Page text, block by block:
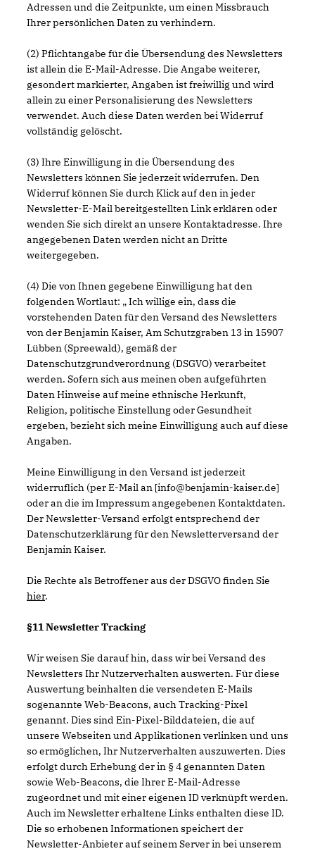
Adressen und die Zeitpunkte, um einen Missbrauch
Ihrer persönlichen Daten zu verhindern.
(2) Pflichtangabe für die Übersendung des Newsletters
ist allein die E-Mail-Adresse. Die Angabe weiterer,
gesondert markierter, Angaben ist freiwillig und wird
allein zu einer Personalisierung des Newsletters
verwendet. Auch diese Daten werden bei Widerruf
vollständig gelöscht.
(3) Ihre Einwilligung in die Übersendung des
Newsletters können Sie jederzeit widerrufen. Den
Widerruf können Sie durch Klick auf den in jeder
Newsletter-E-Mail bereitgestellten Link erklären oder
wenden Sie sich direkt an unsere Kontaktadresse. Ihre
angegebenen Daten werden nicht an Dritte
weitergegeben.
(4) Die von Ihnen gegebene Einwilligung hat den
folgenden Wortlaut: „ Ich willige ein, dass die
vorstehenden Daten für den Versand des Newsletters
von der Benjamin Kaiser, Am Schutzgraben 13 in 15907
Lübben (Spreewald), gemäß der
Datenschutzgrundverordnung (DSGVO) verarbeitet
werden. Sofern sich aus meinen oben aufgeführten
Daten Hinweise auf meine ethnische Herkunft,
Religion, politische Einstellung oder Gesundheit
ergeben, bezieht sich meine Einwilligung auch auf diese
Angaben.
Meine Einwilligung in den Versand ist jederzeit
widerruflich (per E-Mail an [info@benjamin-kaiser.de]
oder an die im Impressum angegebenen Kontaktdaten.
Der Newsletter-Versand erfolgt entsprechend der
Datenschutzerklärung für den Newsletterversand der
Benjamin Kaiser.
Die Rechte als Betroffener aus der DSGVO finden Sie
hier.
§11 Newsletter Tracking
Wir weisen Sie darauf hin, dass wir bei Versand des
Newsletters Ihr Nutzerverhalten auswerten. Für diese
Auswertung beinhalten die versendeten E-Mails
sogenannte Web-Beacons, auch Tracking-Pixel
genannt. Dies sind Ein-Pixel-Bilddateien, die auf
unsere Webseiten und Applikationen verlinken und uns
so ermöglichen, Ihr Nutzerverhalten auszuwerten. Dies
erfolgt durch Erhebung der in § 4 genannten Daten
sowie Web-Beacons, die Ihrer E-Mail-Adresse
zugeordnet und mit einer eigenen ID verknüpft werden.
Auch im Newsletter erhaltene Links enthalten diese ID.
Die so erhobenen Informationen speichert der
Newsletter-Anbieter auf seinem Server in bei unserem